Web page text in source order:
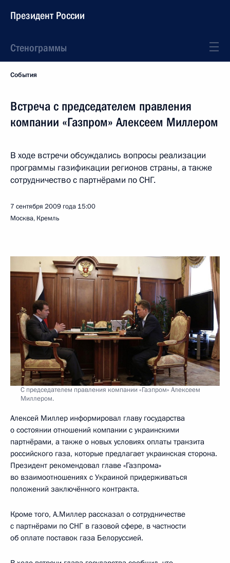
Президент России
Стенограммы
События
Встреча с председателем правления
компании «Газпром» Алексеем Миллером
В ходе встречи обсуждались вопросы реализации
программы газификации регионов страны, а также
сотрудничество с партнёрами по СНГ.
7 сентября 2009 года 15:00
Москва, Кремль
С председателем правления компании «Газпром» Алексеем
Миллером.
Алексей Миллер информировал главу государства
о состоянии отношений компании с украинскими
партнёрами, а также о новых условиях оплаты транзита
российского газа, которые предлагает украинская сторона.
Президент рекомендовал главе «Газпрома»
во взаимоотношениях с Украиной придерживаться
положений заключённого контракта.
Кроме того, А.Миллер рассказал о сотрудничестве
с партнёрами по СНГ в газовой сфере, в частности
об оплате поставок газа Белоруссией.